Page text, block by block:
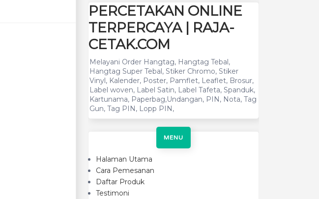
PERCETAKAN ONLINE
TERPERCAYA | RAJA-
CETAK.COM
Melayani Order Hangtag, Hangtag Tebal,
Hangtag Super Tebal, Stiker Chromo, Stiker
Vinyl, Kalender, Poster, Pamflet, Leaflet, Brosur,
Label woven, Label Satin, Label Tafeta, Spanduk,
Kartunama, Paperbag,Undangan, PIN, Nota, Tag
Gun, Tag PIN, Lopp PIN,
MENU
Halaman Utama
Cara Pemesanan
Daftar Produk
Testimoni